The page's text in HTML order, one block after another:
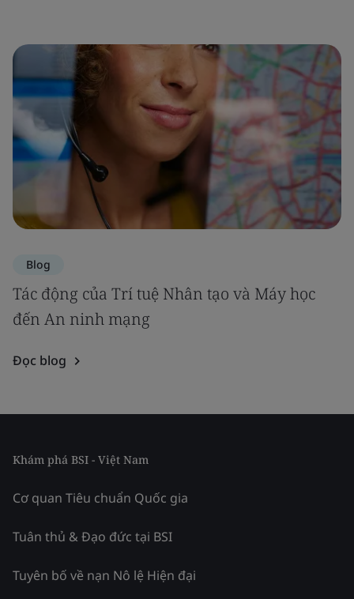
Blog
Tác động của Trí tuệ Nhân tạo và Máy học
đến An ninh mạng
Đọc blog
Khám phá BSI - Việt Nam
Cơ quan Tiêu chuẩn Quốc gia
Tuân thủ & Đạo đức tại BSI
Tuyên bố về nạn Nô lệ Hiện đại